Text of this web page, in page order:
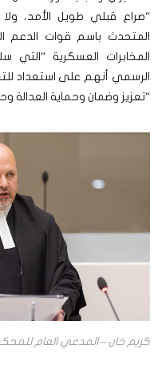
“صراع قبلي طويل الأمد،
المتحدث باسم قوات الدعم
المخابرات العسكرية
الرسمي أنهم على استعداد
“تعزيز وضمان وحماية العدالة
كريم خان – المدعي العام